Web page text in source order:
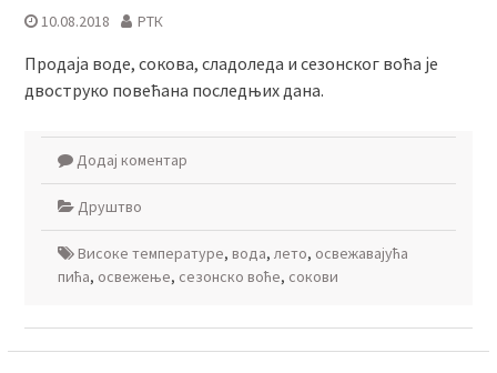
10.08.2018 РТК
Продаја воде, сокова, сладоледа и сезонског воћа је
двоструко повећана последњих дана.
Додај коментар
Друштво
Високе температуре, вода, лето, освежавајућа
пића, освежење, сезонско воће, сокови